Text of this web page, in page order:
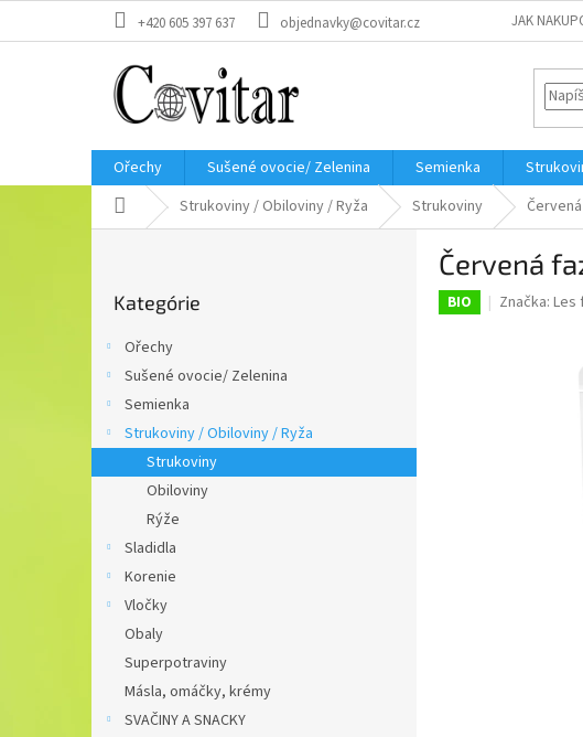
+420 605 397 637 objednavky@covitar.cz JAK
Ořechy Sušené ovocie/ Zelenina Semienka
DomovStrukoviny / Obiloviny / Ryža Strukoviny
kategórie
Kategórie
Ořechy
Sušené ovocie/ Zelenina
Semienka
Strukoviny / Obiloviny / Ryža
Strukoviny
Obiloviny
Rýže
Sladidla
Korenie
Vločky
Obaly
Superpotraviny
Másla, omáčky, krémy
SVAČINY A SNACKY
Červená
BIO Značka: Les